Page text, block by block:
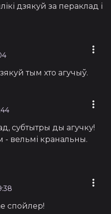
дзякуй за пераклад і
тым хто агучыў.
субтытры ды агучку!
- вельмі кранальны.
спойлер!